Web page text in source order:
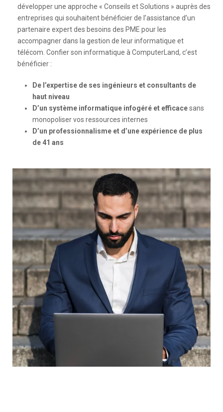
développer une approche « Conseils et Solutions » auprès des
entreprises qui souhaitent bénéficier de l’assistance d’un
partenaire expert des besoins des PME pour les
accompagner dans la gestion de leur informatique et
télécom. Confier son informatique à ComputerLand, c’est
bénéficier :
De l’expertise de ses ingénieurs et consultants de
haut niveau
D’un système informatique infogéré et efficacesans
monopoliser vos ressources internes
D’un professionnalisme et d’une expérience de plus
de 41 ans